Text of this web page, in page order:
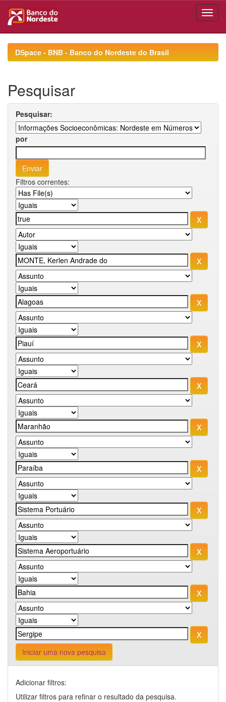
navigationDSpace - BNB - Banco do Nordeste do Brasil
Pesquisar
Pesquisar:
por
Filtros correntes:
Iniciar uma nova pesquisa
Adicionar filtros:
Utilizar filtros para refinar o resultado da pesquisa.